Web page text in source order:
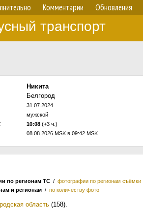
Комментарии Обновления
транспорт
Никита
Белгород
31.07.2024
мужской
10:08 (+3 ч.)
08.08.2026 MSK в 09:42 MSK
по регионам ТС / фотографии по регионам съёмки
и регионам / по количеству фото
область (158).